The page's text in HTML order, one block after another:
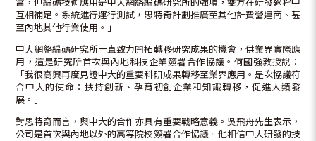
富，但編碼技術應用是中大網絡編碼研究所的強項，雙方在研發過程中
互相補足。系統進行運行測試，思特奇計劃推廣至其他計費營運商、甚
至內地其他行業使用。」
中大網絡編碼研究所一直致力開拓轉移研究成果的機會，供業界實際應
用，這是研究所首次與內地科技企業簽署合作協議。何國強教授說：
「我很高興再度見證中大的重要科研成果轉移至業界應用。是次協議符
合中大的使命：扶持創新、孕育初創企業和知識轉移，促進人類發
展。」
對思特奇而言，與中大的合作亦具有重要戰略意義。吳飛舟先生表示，
公司是首次與內地以外的高等院校簽署合作協議。他相信中大研發的技